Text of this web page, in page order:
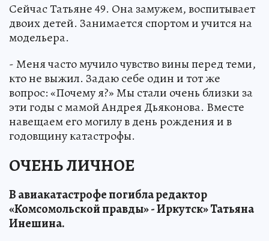
Сейчас Татьяне 49. Она замужем, воспитывает
двоих детей. Занимается спортом и учится на
модельера.
- Меня часто мучило чувство вины перед теми,
кто не выжил. Задаю себе один и тот же
вопрос: «Почему я?» Мы стали очень близки за
эти годы с мамой Андрея Дьяконова. Вместе
навещаем его могилу в день рождения и в
годовщину катастрофы.
ОЧЕНЬ ЛИЧНОЕ
В авиакатастрофе погибла редактор
«Комсомольской правды» - Иркутск» Татьяна
Инешина.